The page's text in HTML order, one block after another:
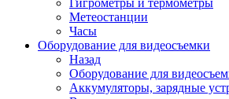
Гигрометры и термометры
Метеостанции
Часы
Оборудование для видеосъемки
Назад
Оборудование для
Аккумуляторы, зарядные